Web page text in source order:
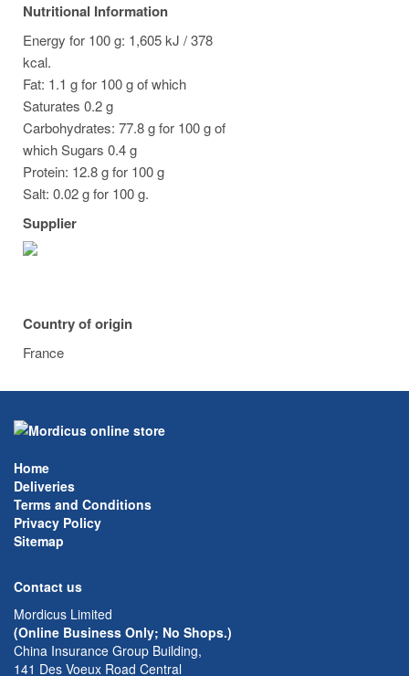
Nutritional Information
Energy for 100 g: 1,605 kJ / 378
kcal.
Fat: 1.1 g for 100 g of which
Saturates 0.2 g
Carbohydrates: 77.8 g for 100 g of
which Sugars 0.4 g
Protein: 12.8 g for 100 g
Salt: 0.02 g for 100 g.
Supplier
Country of origin
France
Home
Deliveries
Terms and Conditions
Privacy Policy
Sitemap
Contact us
Mordicus Limited
(Online Business Only; No Shops.)
China Insurance Group Building,
141 Des Voeux Road Central